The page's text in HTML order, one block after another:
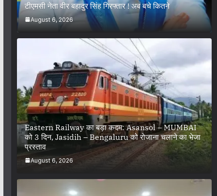
टीएमसी नेता वीर बहादुर सिंह गिरफ्तार ! अब बचे कितने
August 6, 2026
Eastern Railway का बड़ा कदम: Asansol – MUMBAI
को 3 दिन, Jasidih – Bengaluru को रोजाना चलाने का भेजा
प्रस्ताव
August 6, 2026